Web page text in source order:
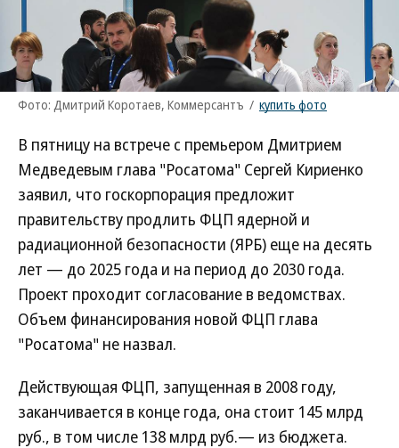
Фото: Дмитрий Коротаев, Коммерсантъ / купить фото
В пятницу на встрече с премьером Дмитрием
Медведевым глава "Росатома" Сергей Кириенко
заявил, что госкорпорация предложит
правительству продлить ФЦП ядерной и
радиационной безопасности (ЯРБ) еще на десять
лет — до 2025 года и на период до 2030 года.
Проект проходит согласование в ведомствах.
Объем финансирования новой ФЦП глава
"Росатома" не назвал.
Действующая ФЦП, запущенная в 2008 году,
заканчивается в конце года, она стоит 145 млрд
руб., в том числе 138 млрд руб.— из бюджета.